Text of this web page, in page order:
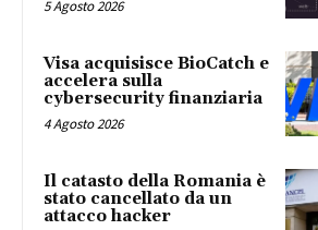
5 Agosto 2026
Visa acquisisce BioCatch e
accelera sulla
cybersecurity finanziaria
4 Agosto 2026
Il catasto della Romania è
stato cancellato da un
attacco hacker